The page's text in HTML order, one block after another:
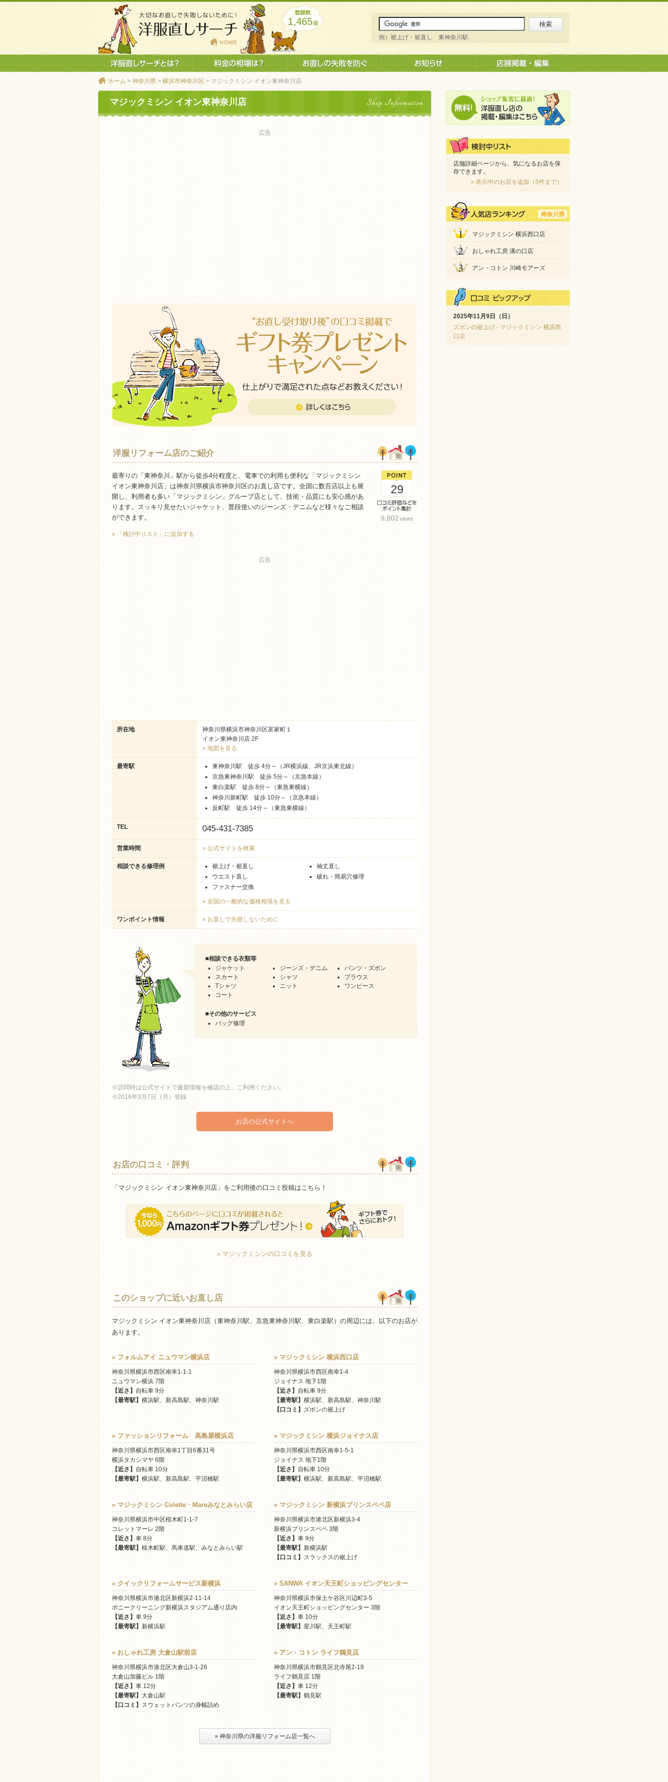
1,465
例）裾上げ・裾直し 東神奈川駅
ホーム > 神奈川県 > 横浜市神奈川区 > マジックミシン イオン東神奈川店
マジックミシン イオン東神奈川店
洋服リフォーム店のご紹介
最寄りの「東神奈川」駅から徒歩4分程度と、電車での利用も便利な「マジックミシン
イオン東神奈川店」は神奈川県横浜市神奈川区のお直し店です。全国に数百店以上も展
開し、利用者も多い「マジックミシン」グループ店として、技術・品質にも安心感があ
ります。スッキリ見せたいジャケット、普段使いのジーンズ・デニムなど様々なご相談
ができます。
» 「検討中リスト」に追加する
29
9,802 views
所在地
神奈川県横浜市神奈川区富家町１
イオン東神奈川店 2F
» 地図を見る
最寄駅
東神奈川駅 徒歩 4分～（JR横浜線、JR京浜東北線）
京急東神奈川駅 徒歩 5分～（京急本線）
東白楽駅 徒歩 8分～（東急東横線）
神奈川新町駅 徒歩 10分～（京急本線）
反町駅 徒歩 14分～（東急東横線）
TEL 045-431-7385
営業時間 » 公式サイトを検索
相談できる修理例 裾上げ・裾直し
袖丈直し
ウエスト直し
破れ・簡易穴修理
ファスナー交換
» 全国の一般的な価格相場を見る
ワンポイント情報 » お直しで失敗しないために
■相談できる衣類等
ジャケット
ジーンズ・デニム
パンツ・ズボン
スカート
シャツ
ブラウス
Tシャツ
ニット
ワンピース
コート
■その他のサービス
バッグ修理
※訪問時は公式サイトで最新情報を確認の上、ご利用ください。
※2016年3月7日（月）登録
お店の公式サイトへ
お店の口コミ・評判
「マジックミシン イオン東神奈川店」をご利用後の口コミ投稿はこちら！
» マジックミシンの口コミを見る
このショップに近いお直し店
マジックミシン イオン東神奈川店（東神奈川駅、京急東神奈川駅、東白楽駅）の周辺には、以下のお店が
あります。
» フォルムアイ ニュウマン横浜店
神奈川県横浜市西区南幸1-1-1
ニュウマン横浜 7階
【近さ】 自転車 9分
【最寄駅】 横浜駅、新高島駅、神奈川駅
» マジックミシン 横浜西口店
神奈川県横浜市西区南幸1-4
ジョイナス 地下1階
【近さ】 自転車 9分
【最寄駅】 横浜駅、新高島駅、神奈川駅
【口コミ】 ズボンの裾上げ
» ファッションリフォーム 高島屋横浜店
神奈川県横浜市西区南幸1丁目6番31号
横浜タカシマヤ 6階
【近さ】 自転車 10分
【最寄駅】 横浜駅、新高島駅、平沼橋駅
» マジックミシン 横浜ジョイナス店
神奈川県横浜市西区南幸1-5-1
ジョイナス 地下1階
【近さ】 自転車 10分
【最寄駅】 横浜駅、新高島駅、平沼橋駅
» マジックミシン Colette・Mareみなとみらい店
神奈川県横浜市中区桜木町1-1-7
コレットマーレ 2階
【近さ】 車 8分
【最寄駅】 桜木町駅、馬車道駅、みなとみらい駅
» マジックミシン 新横浜プリンスペペ店
神奈川県横浜市港北区新横浜3-4
新横浜プリンスペペ 3階
【近さ】 車 9分
【最寄駅】 新横浜駅
【口コミ】 スラックスの裾上げ
» クイックリフォームサービス新横浜
神奈川県横浜市港北区新横浜2-11-14
ポニークリーニング新横浜スタジアム通り店内
【近さ】 車 9分
【最寄駅】 新横浜駅
» SANWA イオン天王町ショッピングセンター
神奈川県横浜市保土ケ谷区川辺町3-5
イオン天王町ショッピングセンター 3階
【近さ】 車 10分
【最寄駅】 星川駅、天王町駅
» おしゃれ工房 大倉山駅前店
神奈川県横浜市港北区大倉山3-1-26
大倉山加藤ビル 1階
【近さ】 車 12分
【最寄駅】 大倉山駅
【口コミ】 スウェットパンツの身幅詰め
» アン・コトン ライフ鶴見店
神奈川県横浜市鶴見区北寺尾2-19
ライフ鶴見店 1階
【近さ】 車 12分
【最寄駅】 鶴見駅
» 神奈川県の洋服リフォーム店一覧へ
店舗詳細ページから、気になるお店を保
存できます。
» 表示中のお店を追加（5件まで）
神奈川県
マジックミシン 横浜西口店
おしゃれ工房 溝の口店
アン・コトン 川崎モアーズ
2025年11月9日（日）
ズボンの裾上げ - マジックミシン 横浜西
口店